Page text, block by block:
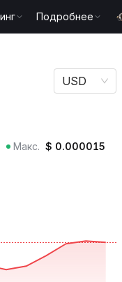
Подробнее
USD
Макс. $ 0.000015